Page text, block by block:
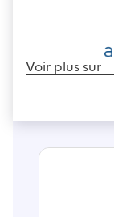
Voir plus sur